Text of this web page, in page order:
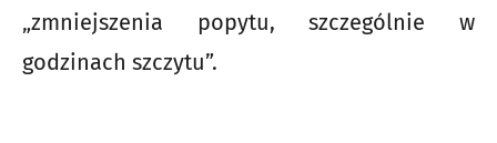
„zmniejszenia popytu, szczególnie w
godzinach szczytu”.